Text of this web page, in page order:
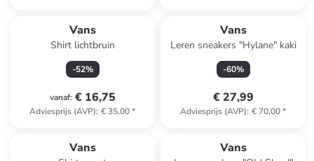
Vans
Shirt lichtbruin
-52%
vanaf: € 16,75
Adviesprijs (AVP): € 35,00*
Vans
Leren sneakers "Hylane" kaki
-60%
€ 27,99
Adviesprijs (AVP): € 70,00*
Vans Vans